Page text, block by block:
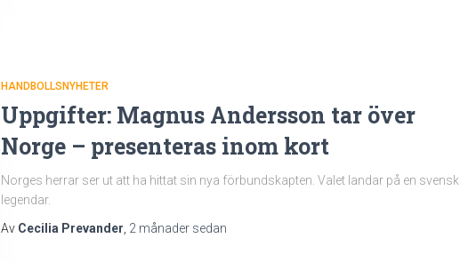
HANDBOLLSNYHETER
Uppgifter: Magnus Andersson tar över
Norge – presenteras inom kort
Norges herrar ser ut att ha hittat sin nya förbundskapten. Valet landar på en svensk
legendar.
Av Cecilia Prevander, 2 månadersedan